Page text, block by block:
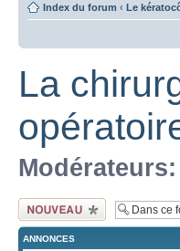
Index du forum ‹ Le
La
Modérateurs:
Ecrire un nouveau
sujet
ANNONCES